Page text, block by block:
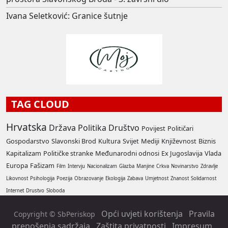
Ivana Seletković: Granice šutnje
TAG CLOUD
Hrvatska Država Politika Društvo Povijest Političari
Gospodarstvo Slavonski Brod Kultura Svijet Mediji Književnost Biznis
Kapitalizam Političke stranke Međunarodni odnosi Ex Jugoslavija Vlada
Europa Fašizam Film Intervju Nacionalizam Glazba Manjine Crkva Novinarstvo Zdravlje
Likovnost Psihologija Poezija Obrazovanje Ekologija Zabava Umjetnost Znanost Solidarnost
Internet Drustvo Sloboda
Copyright © SbPeriskop Opći uvjeti korištenja
Pravila